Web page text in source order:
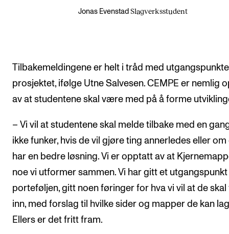
Jonas Evenstad Slagverksstudent
Tilbakemeldingene er helt i tråd med
prosjektet, ifølge Utne Salvesen. CEMPE er nemlig
av at studentene skal være med på å forme
– Vi vil at studentene skal melde tilbake med en
ikke funker, hvis de vil gjøre ting annerledes eller om
har en bedre løsning. Vi er opptatt av at
noe vi utformer sammen. Vi har gitt et
porteføljen, gitt noen føringer for hva vi vil at de skal
inn, med forslag til hvilke sider og mapper de kan
Ellers er det fritt fram.